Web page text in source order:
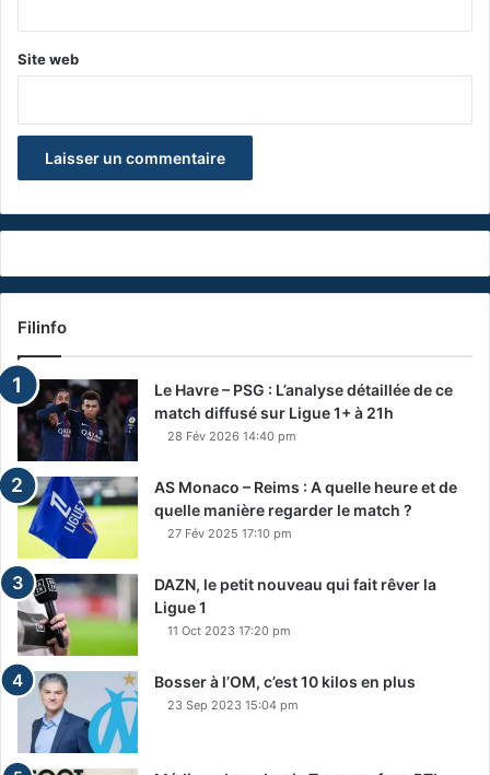
Site web
Filinfo
Le Havre – PSG : L’analyse détaillée de ce
match diffusé sur Ligue 1+ à 21h
28 Fév 2026 14:40 pm
AS Monaco – Reims : A quelle heure et de
quelle manière regarder le match ?
27 Fév 2025 17:10 pm
DAZN, le petit nouveau qui fait rêver la
Ligue 1
11 Oct 2023 17:20 pm
Bosser à l’OM, c’est 10 kilos en plus
23 Sep 2023 15:04 pm